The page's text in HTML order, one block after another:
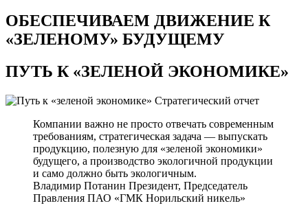
ОБЕСПЕЧИВАЕМ ДВИЖЕНИЕ К
«ЗЕЛЕНОМУ» БУДУЩЕМУ
ПУТЬ К«ЗЕЛЕНОЙ ЭКОНОМИКЕ»
Стратегический отчет
Компании важно не просто отвечать современным
требованиям, стратегическая задача — выпускать
продукцию, полезную для «зеленой экономики»
будущего, а производство экологичной продукции
и само должно быть экологичным.
Владимир Потанин Президент, Председатель
Правления ПАО «ГМК Норильский никель»